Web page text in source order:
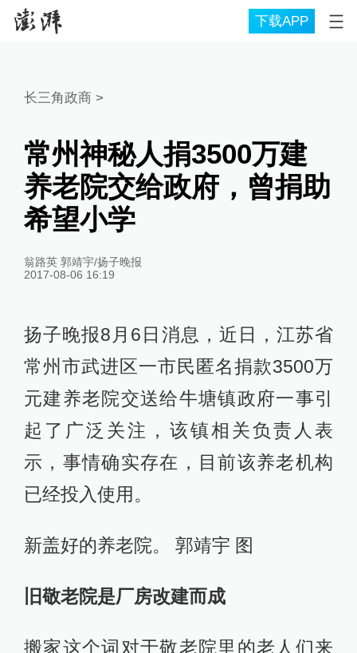
下载APP
长三角政商 >
常州神秘人捐3500万建
养老院交给政府，曾捐助
希望小学
翁路英 郭靖宇/扬子晚报
2017-08-06 16:19
扬子晚报8月6日消息，近日，江苏省
常州市武进区一市民匿名捐款3500万
元建养老院交送给牛塘镇政府一事引
起了广泛关注，该镇相关负责人表
示，事情确实存在，目前该养老机构
已经投入使用。
新盖好的养老院。 郭靖宇 图
旧敬老院是厂房改建而成
搬家这个词对于敬老院里的老人们来